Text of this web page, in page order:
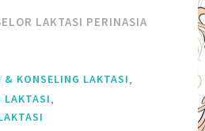
LAKTASI PERINASIA
& KONSELING LAKTASI
LAKTASI